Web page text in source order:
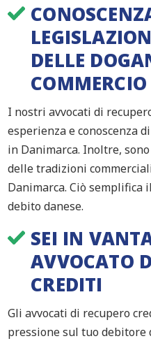
DELLE
COMMERCIO
I nostri avvocati di
esperienza e conoscenza
in Danimarca. Inoltre,
delle tradizioni
Danimarca. Ciò semplifica
debito danese.
SEI IN
AVVOCATO
CREDITI
Gli avvocati di recupero
pressione sul tuo debitore